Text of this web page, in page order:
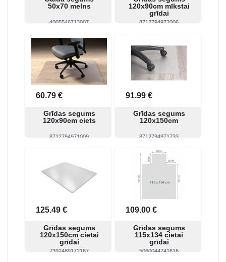
50x70 melns
4005546713007
Skatīt Pirkt
120x90cm mīkstai
grīdai
8712794972006
60.79 €
Grīdas segums
120x90cm ciets
8712794971009
91.99 €
Grīdas segums
120x150cm
8712794971733
125.49 €
Grīdas segums
120x150cm cietai
grīdai
7392489172167
109.00 €
Grīdas segums
115x134 cietai
grīdai
5060044741616